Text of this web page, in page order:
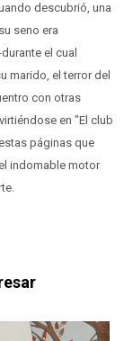
descubrió, una
seno era
el cual
marido, el terror del
con otras
en "El club
páginas que
indomable motor